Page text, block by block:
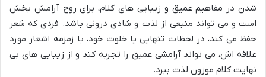
شدن در مفاهیم عمیق و زیبایی های کلام، برای روح آرامش بخش
است و می تواند منبعی از لذت و شادی درونی باشد. فردی که شعر
حفظ می کند، در لحظات تنهایی یا خلوت خود، با زمزمه اشعار مورد
علاقه اش، می تواند آرامشی عمیق را تجربه کند و از زیبایی های بی
نهایت کلام موزون لذت ببرد.